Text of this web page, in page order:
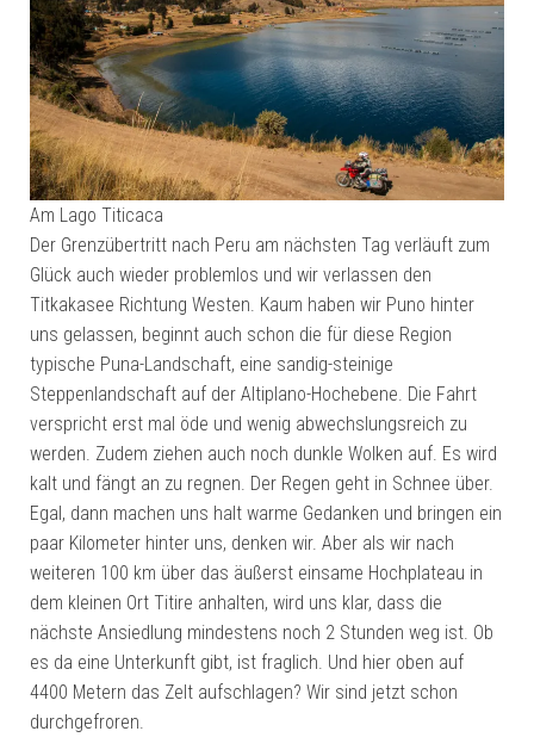
Am Lago Titicaca
Der Grenzübertritt nach Peru am nächsten Tag verläuft zum
Glück auch wieder problemlos und wir verlassen den
Titkakasee Richtung Westen. Kaum haben wir Puno hinter
uns gelassen, beginnt auch schon die für diese Region
typische Puna-Landschaft, eine sandig-steinige
Steppenlandschaft auf der Altiplano-Hochebene. Die Fahrt
verspricht erst mal öde und wenig abwechslungsreich zu
werden. Zudem ziehen auch noch dunkle Wolken auf. Es wird
kalt und fängt an zu regnen. Der Regen geht in Schnee über.
Egal, dann machen uns halt warme Gedanken und bringen ein
paar Kilometer hinter uns, denken wir. Aber als wir nach
weiteren 100 km über das äußerst einsame Hochplateau in
dem kleinen Ort Titire anhalten, wird uns klar, dass die
nächste Ansiedlung mindestens noch 2 Stunden weg ist. Ob
es da eine Unterkunft gibt, ist fraglich. Und hier oben auf
4400 Metern das Zelt aufschlagen? Wir sind jetzt schon
durchgefroren.